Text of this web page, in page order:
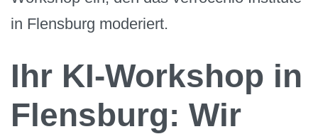
in Flensburg moderiert.
Ihr KI-Workshop in
Flensburg: Wir